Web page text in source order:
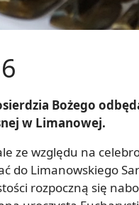
Bożego
w Limanowej.
ze względu na
do Limanowskiego
rozpoczną się